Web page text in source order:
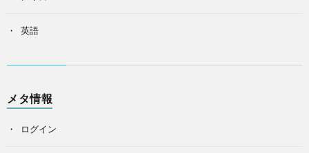
英語
メタ情報
ログイン